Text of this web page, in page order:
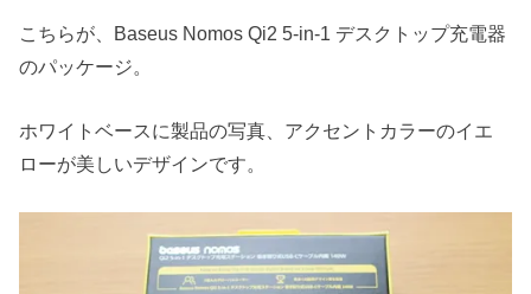
こちらが、Baseus Nomos Qi2 5-in-1 デスクトップ充電器
のパッケージ。
ホワイトベースに製品の写真、アクセントカラーのイエ
ローが美しいデザインです。